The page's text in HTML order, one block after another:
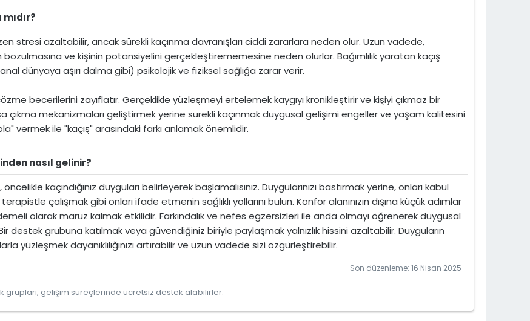
stresi azaltabilir, ancak sürekli kaçınma davranışları ciddi zararlara neden olur. Uzun vadede,
bozulmasına ve kişinin potansiyelini gerçekleştirememesine neden olurlar. Bağımlılık yaratan kaçış
dünyaya aşırı dalma gibi) psikolojik ve fiziksel sağlığa zarar verir.
becerilerini zayıflatır. Gerçeklikle yüzleşmeyi ertelemek kaygıyı kronikleştirir ve kişiyi çıkmaz bir
çıkma mekanizmaları geliştirmek yerine sürekli kaçınmak duygusal gelişimi engeller ve yaşam kalitesini
vermek ile "kaçış" arasındaki farkı anlamak önemlidir.
nasıl gelinir?​
kaçındığınız duyguları belirleyerek başlamalısınız. Duygularınızı bastırmak yerine, onları kabul
çalışmak gibi onları ifade etmenin sağlıklı yollarını bulun. Konfor alanınızın dışına küçük adımlar
olarak maruz kalmak etkilidir. Farkındalık ve nefes egzersizleri ile anda olmayı öğrenerek duygusal
destek grubuna katılmak veya güvendiğiniz biriyle paylaşmak yalnızlık hissini azaltabilir. Duyguların
yüzleşmek dayanıklılığınızı artırabilir ve uzun vadede sizi özgürleştirebilir.
Son düzenleme: 16 Nisan 2025
grupları, gelişim süreçlerinde ücretsiz destek alabilirler.